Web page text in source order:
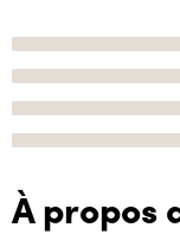
À propos